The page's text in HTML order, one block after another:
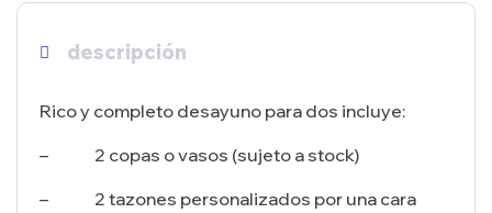
descripción
Rico y completo desayuno para dos incluye:
– 2 copas o vasos (sujeto a stock)
– 2 tazones personalizados por una cara